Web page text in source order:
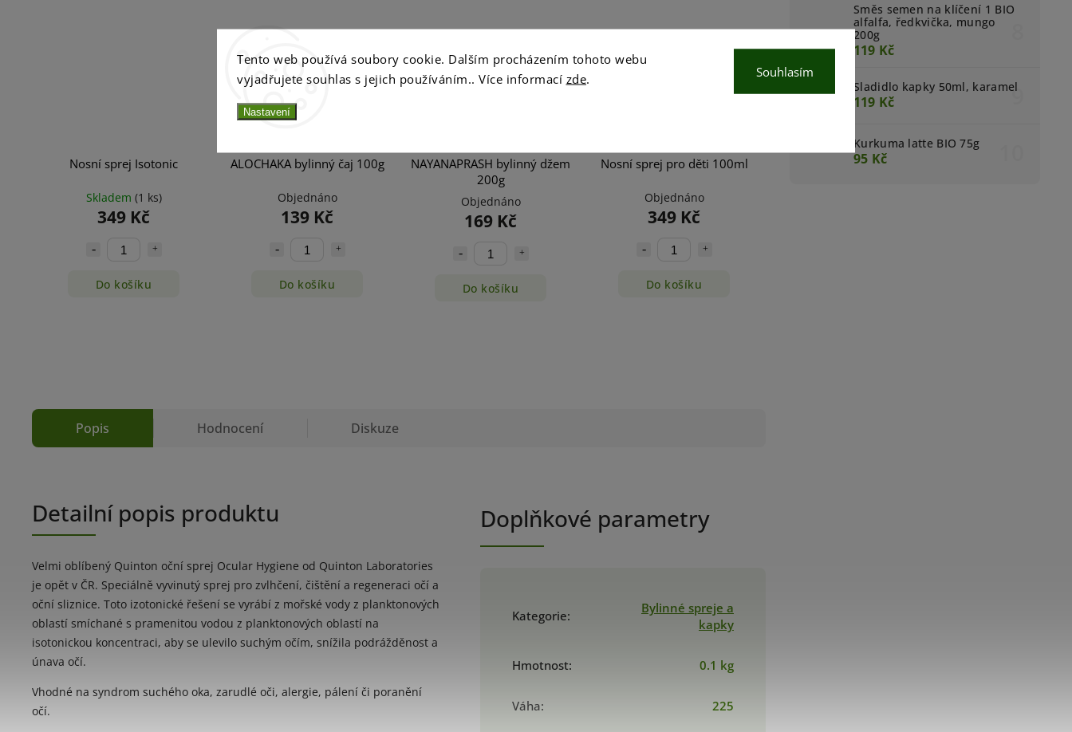
Tento web používá soubory cookie. Dalším procházením tohoto webu
vyjadřujete souhlas s jejich používáním.. Více informací zde.
Nastavení
Souhlasím
Směs semen na klíčení 1 BIO
alfalfa, ředkvička, mungo
200g
119 Kč
Sladidlo kapky 50ml, karamel
119 Kč
Kurkuma latte BIO 75g
95 Kč
Nosní sprej Isotonic
Skladem (1 ks)
349 Kč
Do košíku
ALOCHAKA bylinný čaj 100g
Objednáno
139 Kč
Do košíku
NAYANAPRASH bylinný džem
200g
Objednáno
169 Kč
Do košíku
Nosní sprej pro děti 100ml
Objednáno
349 Kč
Do košíku
Popis Hodnocení Diskuze
Detailní popis produktu
Velmi oblíbený Quinton oční sprej Ocular Hygiene od Quinton Laboratories
je opět v ČR. Speciálně vyvinutý sprej pro zvlhčení, čištění a regeneraci očí a
oční sliznice. Toto izotonické řešení se vyrábí z mořské vody z planktonových
oblastí smíchané s pramenitou vodou z planktonových oblastí na
isotonickou koncentraci, aby se ulevilo suchým očím, snížila podrážděnost a
únava očí.
Vhodné na syndrom suchého oka, zarudlé oči, alergie, pálení či poranění
očí.
Doplňkové parametry
Kategorie:
Bylinné spreje a
kapky
Hmotnost: 0.1 kg
Váha: 225